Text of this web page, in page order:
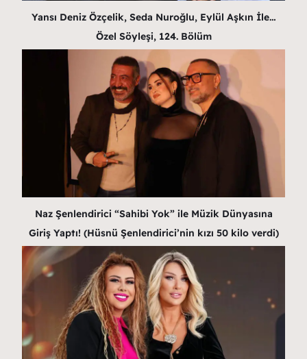
Yansı Deniz Özçelik, Seda Nuroğlu, Eylül Aşkın İle…
Özel Söyleşi, 124. Bölüm
Naz Şenlendirici “Sahibi Yok” ile Müzik Dünyasına
Giriş Yaptı! (Hüsnü Şenlendirici’nin kızı 50 kilo verdi)